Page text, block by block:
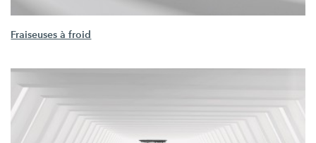
Fraiseuses à froid